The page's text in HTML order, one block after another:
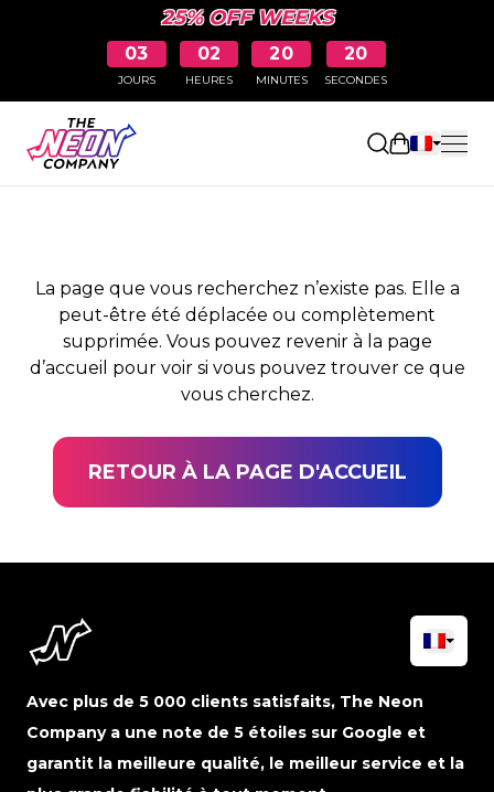
25% OFF WEEKS
03
JOURS
02
HEURES
20
MINUTES
20
SECONDES
Ouvrir le
PAGE NON TROUVÉE
La page que vous recherchez n’existe pas. Elle a
peut-être été déplacée ou complètement
supprimée. Vous pouvez revenir à la page
d’accueil pour voir si vous pouvez trouver ce que
vous cherchez.
RETOUR À LA PAGE D'ACCUEIL
Avec plus de 5 000 clients satisfaits, The Neon
Company a une note de 5 étoiles sur Google et
garantit la meilleure qualité, le meilleur service et la